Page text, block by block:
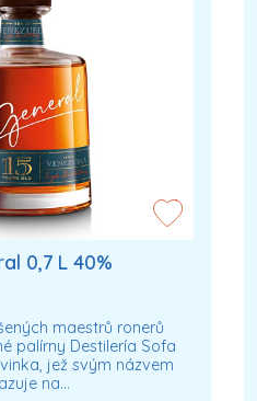
0,7 L 40%
maestrů ronerů
palírny Destilería Sofa
jež svým názvem
na…